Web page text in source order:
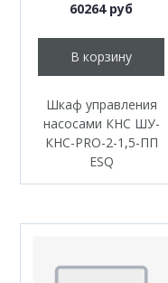
60264 руб
В корзину
Шкаф управления
насосами КНС ШУ-
КНС-PRO-2-1,5-ПП
ESQ